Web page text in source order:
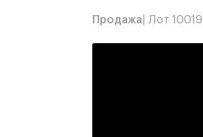
Продажа | Лот 10019